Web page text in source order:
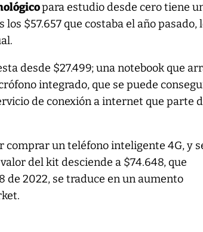
para estudio desde cero tiene
$57.657 que costaba el año pasado,
desde $27.499; una notebook que
integrado, que se puede
de conexión a internet que parte
comprar un teléfono inteligente 4G, y
del kit desciende a $74.648, que
de 2022, se traduce en un aumento